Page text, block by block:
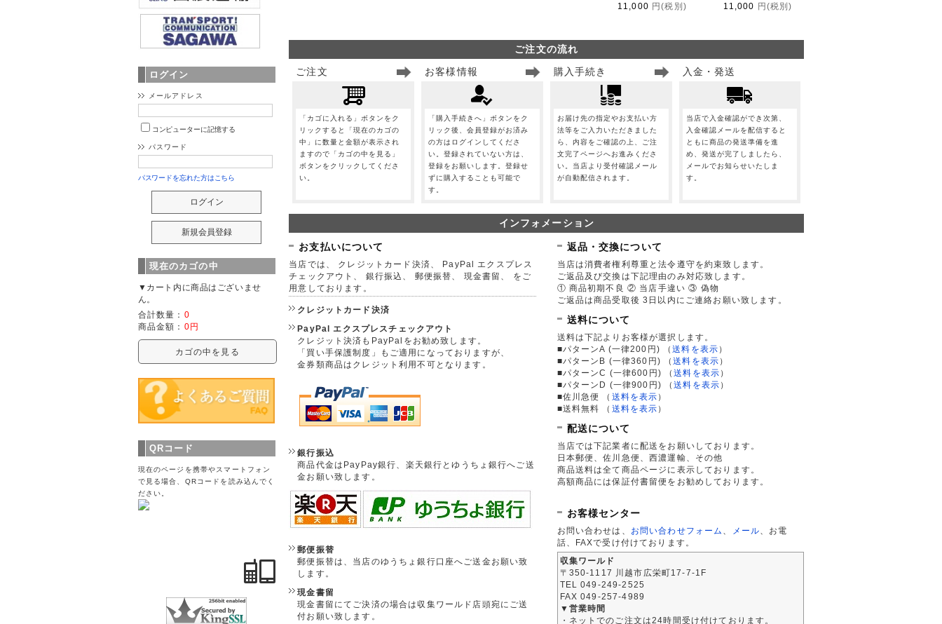
11,000 円(税別)
11,000
円(税別)
ご注文の流れ
ご注文
「カゴに入れる」ボタンをク
リックすると「現在のカゴの
中」に数量と金額が表示され
ますので「カゴの中を見る」
ボタンをクリックしてくださ
い。
お客様情報
「購入手続きへ」ボタンをク
リック後、会員登録がお済み
の方はログインしてくださ
い。登録されていない方は、
登録をお願いします。登録せ
ずに購入することも可能で
す。
購入手続き
お届け先の指定やお支払い方
法等をご入力いただきました
ら、内容をご確認の上、ご注
文完了ページへお進みくださ
い。当店より受付確認メール
が自動配信されます。
入金・発送
当店で入金確認ができ次第、
入金確認メールを配信すると
ともに商品の発送準備を進
め、発送が完了しましたら、
メールでお知らせいたしま
す。
インフォメーション
お支払いについて
当店では、 クレジットカード決済、 PayPal エクスプレス
チェックアウト、 銀行振込、 郵便振替、 現金書留、 をご
用意しております。
クレジットカード決済
PayPal エクスプレスチェックアウト
クレジット決済もPayPalをお勧め致します。
「買い手保護制度」もご適用になっておりますが、
金券類商品はクレジット利用不可となります。
銀行振込
商品代金はPayPay銀行、楽天銀行とゆうちょ銀行へご送
金お願い致します。
郵便振替
郵便振替は、当店のゆうちょ銀行口座へご送金お願い致
します。
現金書留
現金書留にてご決済の場合は収集ワールド店頭宛にご送
付お願い致します。
返品・交換について
当店は消費者権利尊重と法令遵守を約束致します。
ご返品及び交換は下記理由のみ対応致します。
① 商品初期不良 ② 当店手違い ③ 偽物
ご返品は商品受取後 3日以内にご連絡お願い致します。
送料について
送料は下記よりお客様が選択します。
■パターンA (一律200円)
（送料を表示 ）
■パターンB (一律360円)
（送料を表示 ）
■パターンC (一律600円)
（送料を表示 ）
■パターンD (一律900円)
（送料を表示 ）
■佐川急便
（ 送料を表示 ）
■送料無料
（ 送料を表示 ）
配送について
当店では下記業者に配送をお願いしております。
日本郵便、佐川急便、西濃運輸、その他
商品送料は全て商品ページに表示しております。
高額商品には保証付書留便をお勧めしております。
お客様センター
お問い合わせは、 お問い合わせフォーム メール 、お電
話、FAXで受け付けております。
収集ワールド
〒350-1117 川越市広栄町17-7-1F
TEL 049-249-2525
FAX 049-257-4989
▼営業時間
・ネットでのご注文は24時間受け付けております。
ログイン
メールアドレス
コンピューターに記憶する
パスワード
パスワードを忘れた方はこちら
現在のカゴの中
▼カート内に商品はございませ
ん。
合計数量： 0
商品金額： 0円
カゴの中を見る
QRコード
現在のページを携帯やスマートフォン
で見る場合、QRコードを読み込んでく
ださい。